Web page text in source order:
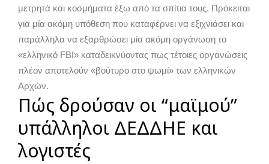
μετρητά και κοσμήματα έξω από τα σπίτια τους. Πρόκειται
για μία ακόμη υπόθεση που καταφέρνει να εξιχνιάσει και
παράλληλα να εξαρθρώσει μία ακόμη οργάνωση το
«ελληνικό FBI» καταδεικνύοντας πως τέτοιες οργανώσεις
πλέον αποτελούν «βούτυρο στο ψωμί» των ελληνικών
Αρχών.
Πώς δρούσαν οι “μαϊμού”
υπάλληλοι ΔΕΔΔΗΕ και
λογιστές